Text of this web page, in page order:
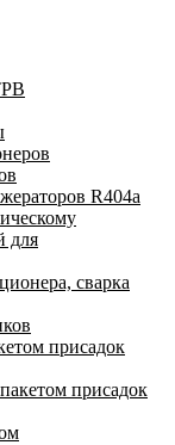
R404a
для
сварка
присадок
присадок